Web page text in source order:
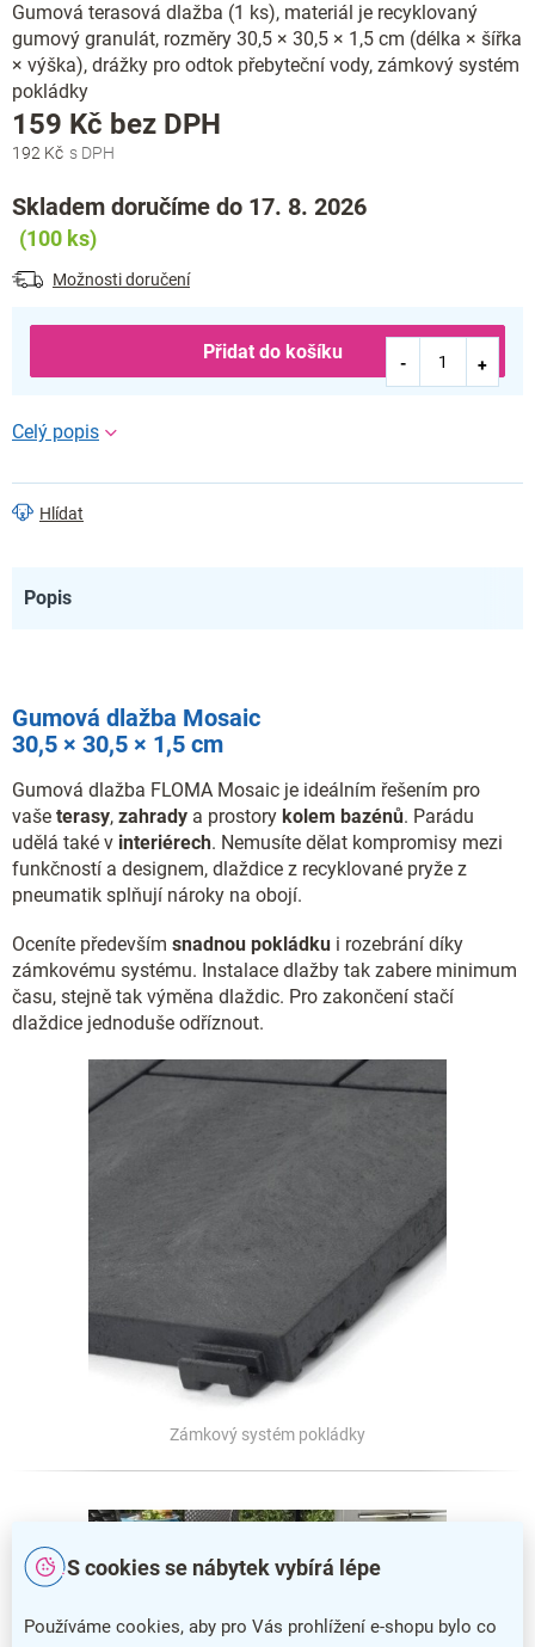
S cookies se nábytek vybírá lépe
Používáme cookies, aby pro Vás prohlížení e-shopu bylo co
Gumová terasová dlažba (1 ks), materiál je recyklovaný
gumový granulát, rozměry 30,5 × 30,5 × 1,5 cm (délka × šířka
× výška), drážky pro odtok přebyteční vody, zámkový systém
pokládky
192 Kč
159 Kč bez DPH
Skladem doručíme do 17. 8. 2026
(100 ks)
Možnosti doručení
Přidat do košíku
Hlídat
Popis
Gumová dlažba Mosaic
30,5 × 30,5 × 1,5 cm
Gumová dlažba FLOMA Mosaic je ideálním řešením pro
vaše terasy, zahrady a prostory kolem bazénů. Parádu
udělá také v interiérech. Nemusíte dělat kompromisy mezi
funkčností a designem, dlaždice z recyklované pryže z
pneumatik splňují nároky na obojí.
Oceníte především snadnou pokládku i rozebrání díky
zámkovému systému. Instalace dlažby tak zabere minimum
času, stejně tak výměna dlaždic. Pro zakončení stačí
dlaždice jednoduše odříznout.
Zámkový systém pokládky